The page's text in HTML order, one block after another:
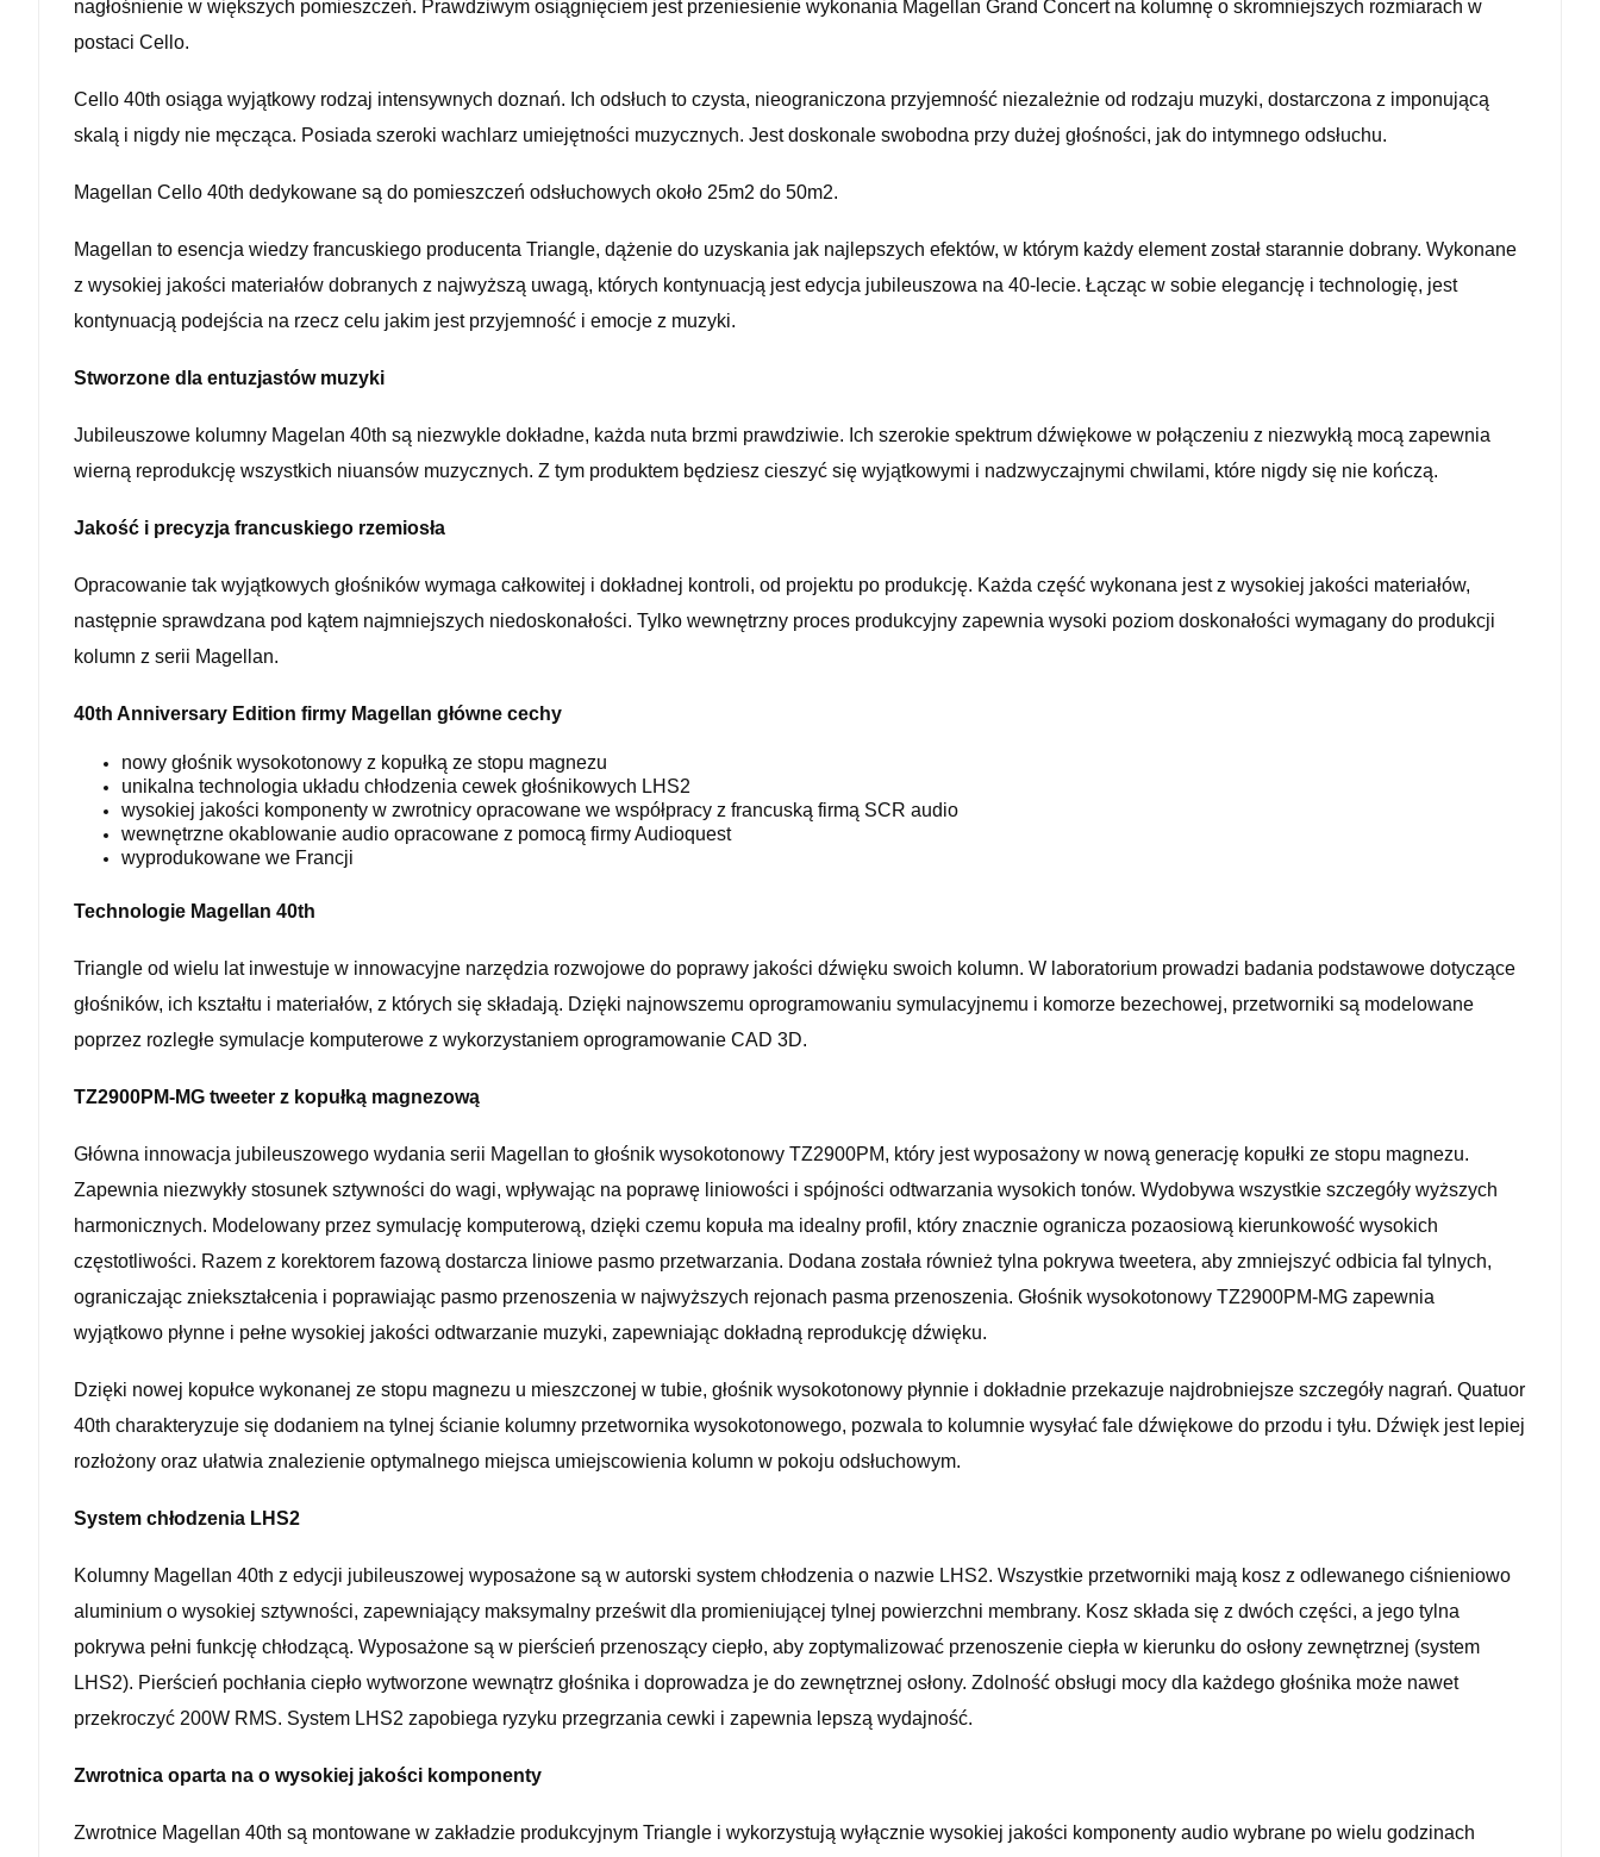
nagłośnienie w większych pomieszczeń. Prawdziwym osiągnięciem jest przeniesienie wykonania Magellan Grand Concert na kolumnę o skromniejszych rozmiarach w
postaci Cello.
Cello 40th osiąga wyjątkowy rodzaj intensywnych doznań. Ich odsłuch to czysta, nieograniczona przyjemność niezależnie od rodzaju muzyki, dostarczona z imponującą
skalą i nigdy nie męcząca. Posiada szeroki wachlarz umiejętności muzycznych. Jest doskonale swobodna przy dużej głośności, jak do intymnego odsłuchu.
Magellan Cello 40th dedykowane są do pomieszczeń odsłuchowych około 25m2 do 50m2.
Magellan to esencja wiedzy francuskiego producenta Triangle, dążenie do uzyskania jak najlepszych efektów, w którym każdy element został starannie dobrany. Wykonane
z wysokiej jakości materiałów dobranych z najwyższą uwagą, których kontynuacją jest edycja jubileuszowa na 40-lecie. Łącząc w sobie elegancję i technologię, jest
kontynuacją podejścia na rzecz celu jakim jest przyjemność i emocje z muzyki.
Stworzone dla entuzjastów muzyki
Jubileuszowe kolumny Magelan 40th są niezwykle dokładne, każda nuta brzmi prawdziwie. Ich szerokie spektrum dźwiękowe w połączeniu z niezwykłą mocą zapewnia
wierną reprodukcję wszystkich niuansów muzycznych. Z tym produktem będziesz cieszyć się wyjątkowymi i nadzwyczajnymi chwilami, które nigdy się nie kończą.
Jakość i precyzja francuskiego rzemiosła
Opracowanie tak wyjątkowych głośników wymaga całkowitej i dokładnej kontroli, od projektu po produkcję. Każda część wykonana jest z wysokiej jakości materiałów,
następnie sprawdzana pod kątem najmniejszych niedoskonałości. Tylko wewnętrzny proces produkcyjny zapewnia wysoki poziom doskonałości wymagany do produkcji
kolumn z serii Magellan.
40th Anniversary Edition firmy Magellan główne cechy
nowy głośnik wysokotonowy z kopułką ze stopu magnezu
unikalna technologia układu chłodzenia cewek głośnikowych LHS2
wysokiej jakości komponenty w zwrotnicy opracowane we współpracy z francuską firmą SCR audio
wewnętrzne okablowanie audio opracowane z pomocą firmy Audioquest
wyprodukowane we Francji
Technologie Magellan 40th
Triangle od wielu lat inwestuje w innowacyjne narzędzia rozwojowe do poprawy jakości dźwięku swoich kolumn. W laboratorium prowadzi badania podstawowe dotyczące
głośników, ich kształtu i materiałów, z których się składają. Dzięki najnowszemu oprogramowaniu symulacyjnemu i komorze bezechowej, przetworniki są modelowane
poprzez rozległe symulacje komputerowe z wykorzystaniem oprogramowanie CAD 3D.
TZ2900PM-MG tweeter z kopułką magnezową
Główna innowacja jubileuszowego wydania serii Magellan to głośnik wysokotonowy TZ2900PM, który jest wyposażony w nową generację kopułki ze stopu magnezu.
Zapewnia niezwykły stosunek sztywności do wagi, wpływając na poprawę liniowości i spójności odtwarzania wysokich tonów. Wydobywa wszystkie szczegóły wyższych
harmonicznych. Modelowany przez symulację komputerową, dzięki czemu kopuła ma idealny profil, który znacznie ogranicza pozaosiową kierunkowość wysokich
częstotliwości. Razem z korektorem fazową dostarcza liniowe pasmo przetwarzania. Dodana została również tylna pokrywa tweetera, aby zmniejszyć odbicia fal tylnych,
ograniczając zniekształcenia i poprawiając pasmo przenoszenia w najwyższych rejonach pasma przenoszenia. Głośnik wysokotonowy TZ2900PM-MG zapewnia
wyjątkowo płynne i pełne wysokiej jakości odtwarzanie muzyki, zapewniając dokładną reprodukcję dźwięku.
Dzięki nowej kopułce wykonanej ze stopu magnezu u mieszczonej w tubie, głośnik wysokotonowy płynnie i dokładnie przekazuje najdrobniejsze szczegóły nagrań. Quatuor
40th charakteryzuje się dodaniem na tylnej ścianie kolumny przetwornika wysokotonowego, pozwala to kolumnie wysyłać fale dźwiękowe do przodu i tyłu. Dźwięk jest lepiej
rozłożony oraz ułatwia znalezienie optymalnego miejsca umiejscowienia kolumn w pokoju odsłuchowym.
System chłodzenia LHS2
Kolumny Magellan 40th z edycji jubileuszowej wyposażone są w autorski system chłodzenia o nazwie LHS2. Wszystkie przetworniki mają kosz z odlewanego ciśnieniowo
aluminium o wysokiej sztywności, zapewniający maksymalny prześwit dla promieniującej tylnej powierzchni membrany. Kosz składa się z dwóch części, a jego tylna
pokrywa pełni funkcję chłodzącą. Wyposażone są w pierścień przenoszący ciepło, aby zoptymalizować przenoszenie ciepła w kierunku do osłony zewnętrznej (system
LHS2). Pierścień pochłania ciepło wytworzone wewnątrz głośnika i doprowadza je do zewnętrznej osłony. Zdolność obsługi mocy dla każdego głośnika może nawet
przekroczyć 200W RMS. System LHS2 zapobiega ryzyku przegrzania cewki i zapewnia lepszą wydajność.
Zwrotnica oparta na o wysokiej jakości komponenty
Zwrotnice Magellan 40th są montowane w zakładzie produkcyjnym Triangle i wykorzystują wyłącznie wysokiej jakości komponenty audio wybrane po wielu godzinach